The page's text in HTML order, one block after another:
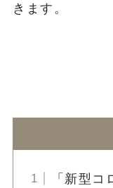
きます。
「新型